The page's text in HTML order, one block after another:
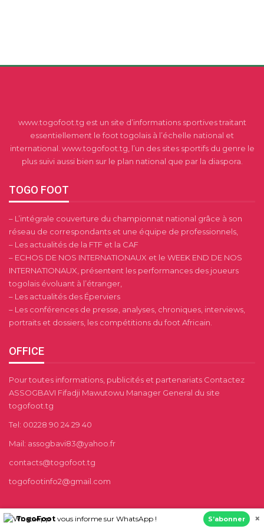
www.togofoot.tg est un site d’informations sportives traitant
essentiellement le foot togolais à l’échelle national et
international. www.togofoot.tg, l’un des sites sportifs du genre le
plus suivi aussi bien sur le plan national que par la diaspora.
TOGO FOOT
– L’intégrale couverture du championnat national grâce à son
réseau de correspondants et une équipe de professionnels,
– Les actualités de la FTF et la CAF
– ECHOS DE NOS INTERNATIONAUX et le WEEK END DE NOS
INTERNATIONAUX, présentent les performances des joueurs
togolais évoluant à l’étranger,
– Les actualités des Éperviers
– Les conférences de presse, analyses, chroniques, interviews,
portraits et dossiers, les compétitions du foot Africain.
OFFICE
Pour toutes informations, publicités et partenariats Contactez
ASSOGBAVI Fifadji Mawutowu Manager General du site
togofoot.tg
Tel: 00228 90 24 29 40
Mail: assogbavi83@yahoo.fr
contacts@togofoot.tg
togofootinfo2@gmail.com
TogoFoot vous informe sur WhatsApp ! S’abonner ×